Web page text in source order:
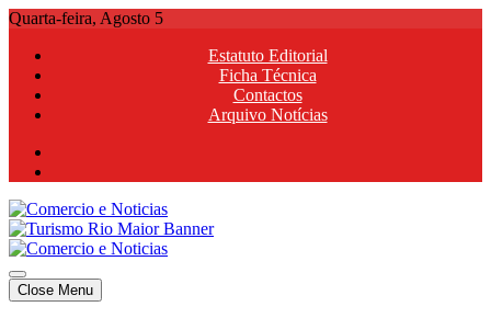
Skip
content
Quarta-feira, Agosto 5
Estatuto Editorial
Ficha Técnica
Contactos
Arquivo Notícias
Comercio e Noticias
Notícias e Publicidade Online
Comercio e Noticias
Notícias e Publicidade Online
Close Menu